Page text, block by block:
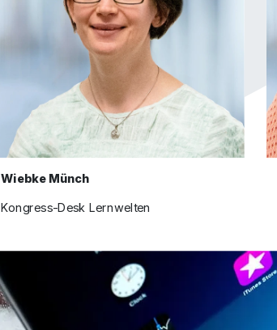
Wiebke Münch
Kongress-Desk Lernwelten